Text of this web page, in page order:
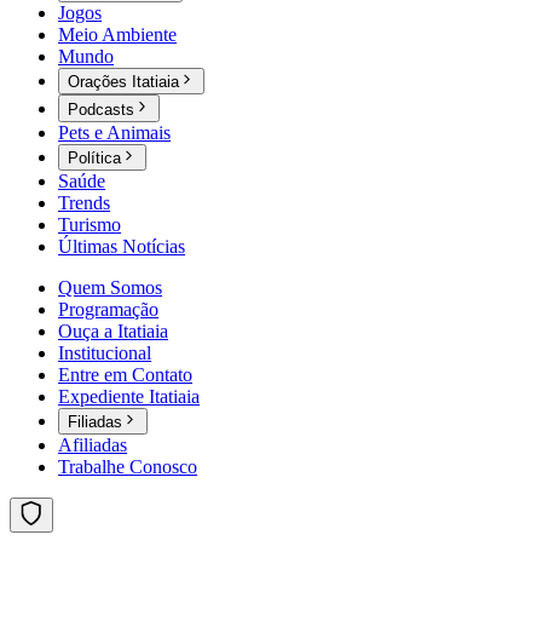
Jogos
Meio Ambiente
Mundo
Orações Itatiaia
Podcasts
Pets e Animais
Política
Saúde
Trends
Turismo
Últimas Notícias
Quem Somos
Programação
Ouça a Itatiaia
Institucional
Entre em Contato
Expediente Itatiaia
Filiadas
Afiliadas
Trabalhe Conosco